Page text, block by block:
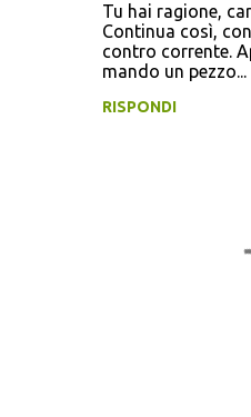
Tu hai ragione,
Continua così,
contro corrente.
mando un pezzo...
RISPONDI